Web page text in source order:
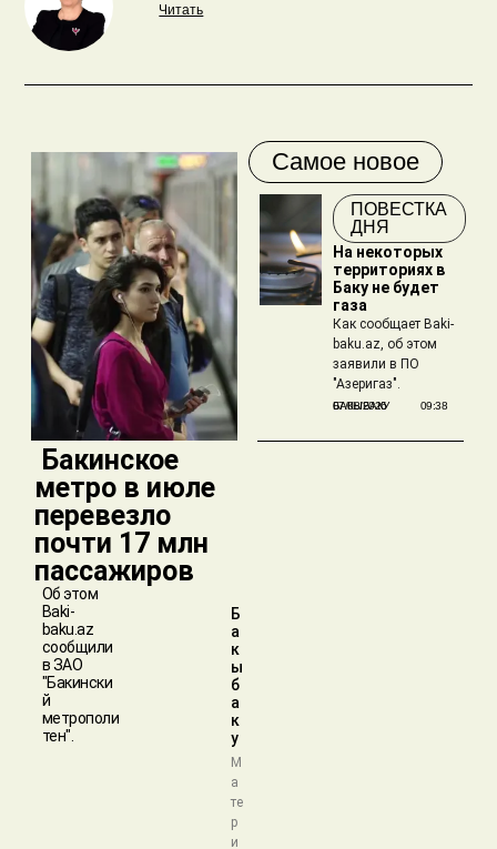
Читать
​ Бакинское
метро в июле
перевезло
почти 17 млн
пассажиров
Об этом
Baki-
baku.az
сообщили
в ЗАО
"Бакински
й
метрополи
тен".
Б
а
к
ы
б
а
к
у
М
а
те
р
и
Самое новое
ПОВЕСТКА
ДНЯ
На некоторых
территориях в
Баку не будет
газа
Как сообщает Baki-
baku.az, об этом
заявили в ПО
"Азеригаз".
БАКЫБАКУ
07/08/2026 09:38